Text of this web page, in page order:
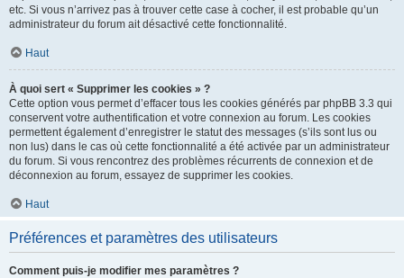
etc. Si vous n’arrivez pas à trouver cette case à cocher, il est probable qu’un
administrateur du forum ait désactivé cette fonctionnalité.
Haut
À quoi sert « Supprimer les cookies » ?
Cette option vous permet d’effacer tous les cookies générés par phpBB 3.3 qui
conservent votre authentification et votre connexion au forum. Les cookies
permettent également d’enregistrer le statut des messages (s’ils sont lus ou
non lus) dans le cas où cette fonctionnalité a été activée par un administrateur
du forum. Si vous rencontrez des problèmes récurrents de connexion et de
déconnexion au forum, essayez de supprimer les cookies.
Haut
Préférences et paramètres des utilisateurs
Comment puis-je modifier mes paramètres ?